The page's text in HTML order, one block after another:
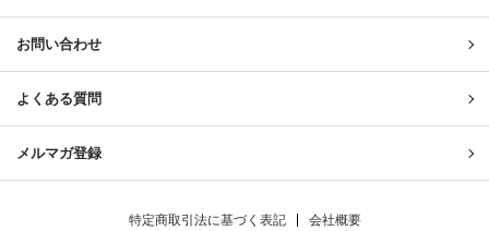
お問い合わせ
よくある質問
メルマガ登録
特定商取引法に基づく表記 会社概要